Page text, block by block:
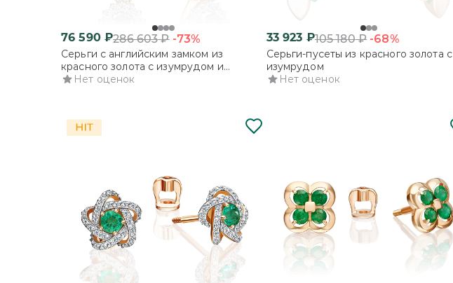
76 590₽286 603₽ -73%
Серьги с английским замком из
красного золота с изумрудом и
бриллиантами
Нет оценок
33 923 ₽105 180₽ -68%
Серьги-пусеты из красного золота с
изумрудом
Нет оценок